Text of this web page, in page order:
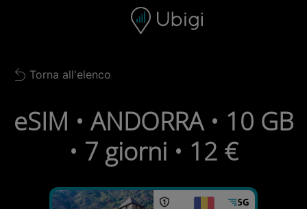
Barra di navigazione
Back to list
Torna all'elenco
eSIM • ANDORRA • 10 GB
• 7 giorni • 12 €